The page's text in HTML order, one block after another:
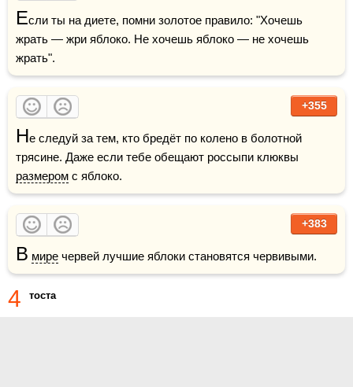
Если ты на диете, помни золотое правило: "Хочешь
жрать — жри яблоко. Не хочешь яблоко — не хочешь
жрать".
+355
Не следуй за тем, кто бредёт по колено в болотной
размером с яблоко.
+383
В мире червей лучшие яблоки становятся червивыми.
4 тоста